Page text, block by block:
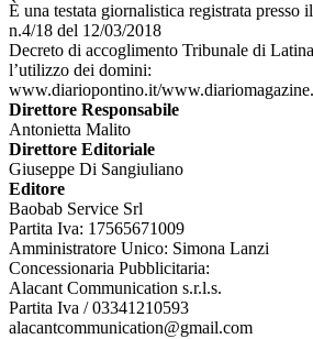
È una testata giornalistica registrata presso
n.4/18 del 12/03/2018
Decreto di accoglimento Tribunale di
l’utilizzo dei domini:
www.diariopontino.it/
Direttore Responsabile
Antonietta Malito
Direttore Editoriale
Giuseppe Di Sangiuliano
Editore
Baobab Service Srl
Partita Iva: 17565671009
Amministratore Unico: Simona Lanzi
Concessionaria Pubblicitaria:
Alacant Communication s.r.l.s.
Partita Iva / 03341210593
alacantcommunication@gmail.com